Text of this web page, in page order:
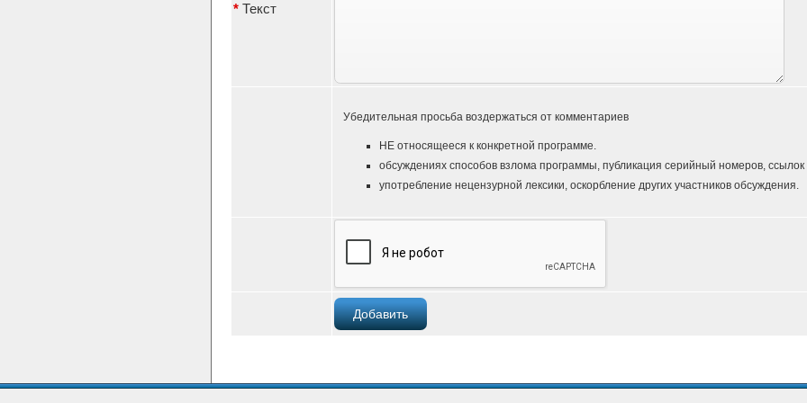
* Текст
Убедительная просьба воздержаться от комментариев
НЕ относящееся к конкретной программе.
обсуждениях способов взлома программы, публикация серийный номеров, ссылок
употребление нецензурной лексики, оскорбление других участников обсуждения.